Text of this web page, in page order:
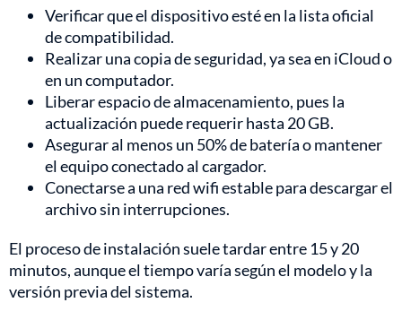
Verificar que el dispositivo esté en la lista oficial
de compatibilidad.
Realizar una copia de seguridad, ya sea en iCloud o
en un computador.
Liberar espacio de almacenamiento, pues la
actualización puede requerir hasta 20 GB.
Asegurar al menos un 50% de batería o mantener
el equipo conectado al cargador.
Conectarse a una red wifi estable para descargar el
archivo sin interrupciones.
El proceso de instalación suele tardar entre 15 y 20
minutos, aunque el tiempo varía según el modelo y la
versión previa del sistema.